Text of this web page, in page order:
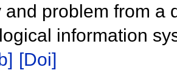
and problem from a
information
[Doi]